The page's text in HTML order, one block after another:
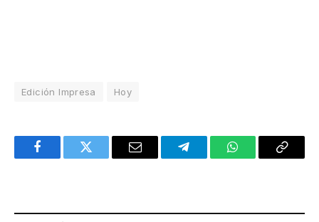
Edición Impresa Hoy
FacebookTwitter Email TelegramWhatsAppCopy